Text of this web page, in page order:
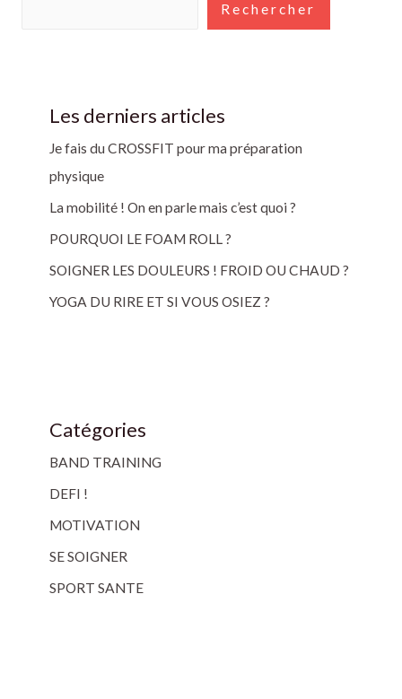
Rechercher
Les derniers articles
Je fais du CROSSFIT pour ma préparation
physique
La mobilité ! On en parle mais c’est quoi ?
POURQUOI LE FOAM ROLL ?
SOIGNER LES DOULEURS ! FROID OU CHAUD ?
YOGA DU RIRE ET SI VOUS OSIEZ ?
Catégories
BAND TRAINING
DEFI !
MOTIVATION
SE SOIGNER
SPORT SANTE